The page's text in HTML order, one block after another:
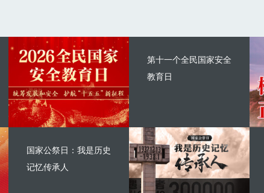
第十一个全民国家安全
教育日
国家公祭日：我是历史
记忆传承人